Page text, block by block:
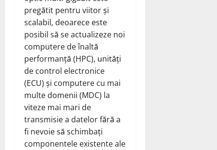
pregătit pentru viitor și
scalabil, deoarece este
posibil să se actualizeze noi
computere de înaltă
performanță (HPC), unități
de control electronice
(ECU) și computere cu mai
multe domenii (MDC) la
viteze mai mari de
transmisie a datelor fără a
fi nevoie să schimbați
componentele existente ale